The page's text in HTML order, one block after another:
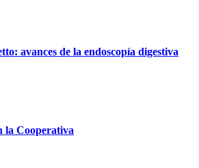
avances de la endoscopía digestiva
la Cooperativa